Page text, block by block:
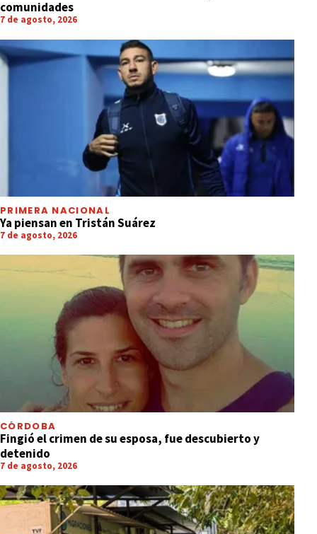
comunidades
7 de agosto, 2026
PRIMERA NACIONAL
Ya piensan en Tristán Suárez
7 de agosto, 2026
CÓRDOBA
Fingió el crimen de su esposa, fue descubierto y
detenido
7 de agosto, 2026